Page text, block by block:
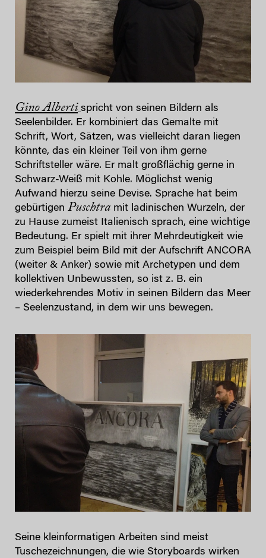
Gino Alberti spricht von seinen Bildern als
Seelenbilder. Er kombiniert das Gemalte mit
Schrift, Wort, Sätzen, was vielleicht daran liegen
könnte, das ein kleiner Teil von ihm gerne
Schriftsteller wäre. Er malt großflächig gerne in
Schwarz-Weiß mit Kohle. Möglichst wenig
Aufwand hierzu seine Devise. Sprache hat beim
gebürtigen Puschtra mit ladinischen Wurzeln, der
zu Hause zumeist Italienisch sprach, eine wichtige
Bedeutung. Er spielt mit ihrer Mehrdeutigkeit wie
zum Beispiel beim Bild mit der Aufschrift ANCORA
(weiter & Anker) sowie mit Archetypen und dem
kollektiven Unbewussten, so ist z. B. ein
wiederkehrendes Motiv in seinen Bildern das Meer
– Seelenzustand, in dem wir uns bewegen.
Seine kleinformatigen Arbeiten sind meist
Tuschezeichnungen, die wie Storyboards wirken